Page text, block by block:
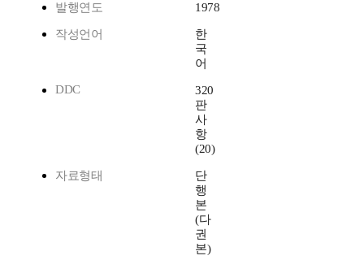
발행연도 1978
작성언어
한
국
어
DDC
320
판
사
항
(20)
자료형태
단
행
본
(다
권
본)